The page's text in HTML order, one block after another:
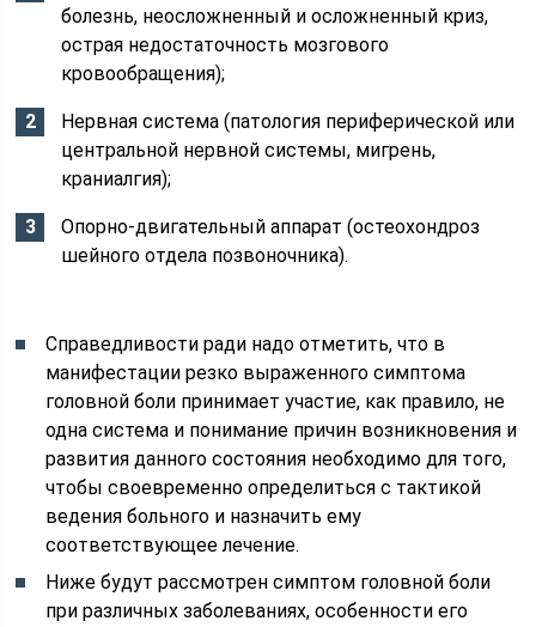
болезнь, неосложненный и осложненный криз,
острая недостаточность мозгового
кровообращения);
Нервная система (патология периферической или
центральной нервной системы, мигрень,
краниалгия);
Опорно-двигательный аппарат (остеохондроз
шейного отдела позвоночника).
Справедливости ради надо отметить, что в
манифестации резко выраженного симптома
головной боли принимает участие, как правило, не
одна система и понимание причин возникновения и
развития данного состояния необходимо для того,
чтобы своевременно определиться с тактикой
ведения больного и назначить ему
соответствующее лечение.
Ниже будут рассмотрен симптом головной боли
при различных заболеваниях, особенности его